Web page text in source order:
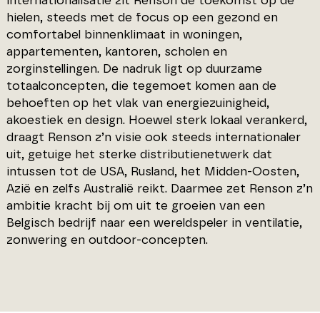
hielen, steeds met de focus op een gezond en
comfortabel binnenklimaat in woningen,
appartementen, kantoren, scholen en
zorginstellingen. De nadruk ligt op duurzame
totaalconcepten, die tegemoet komen aan de
behoeften op het vlak van energiezuinigheid,
akoestiek en design. Hoewel sterk lokaal verankerd,
draagt Renson z’n visie ook steeds internationaler
uit, getuige het sterke distributienetwerk dat
intussen tot de USA, Rusland, het Midden-Oosten,
Azië en zelfs Australië reikt. Daarmee zet Renson z’n
ambitie kracht bij om uit te groeien van een
Belgisch bedrijf naar een wereldspeler in ventilatie,
zonwering en outdoor-concepten.